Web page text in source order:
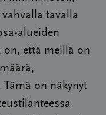
tavalla
alueiden
on, että meillä on
Tämä on näkynyt